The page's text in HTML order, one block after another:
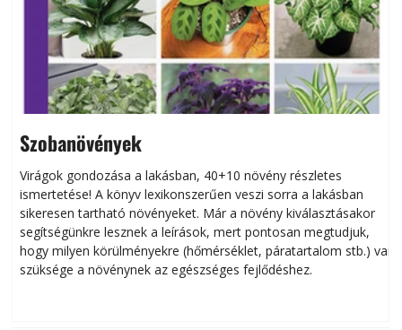
Szobanövények
Virágok gondozása a lakásban, 40+10 növény részletes
ismertetése! A könyv lexikonszerűen veszi sorra a lakásban
sikeresen tart­ha­tó növényeket. Már a növény kiválasztásakor
segítségünkre lesznek a leírások, mert pontosan megtudjuk,
hogy milyen körülményekre (hőmérséklet, páratartalom stb.) van
szüksége a növénynek az egészséges fejlődéshez.